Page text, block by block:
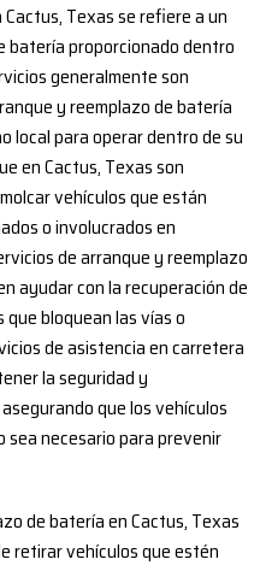
Texas se refiere a un
batería proporcionado dentro
generalmente son
y reemplazo de batería
local para operar dentro de su
en Cactus, Texas son
vehículos que están
o involucrados en
de arranque y reemplazo
ayudar con la recuperación de
bloquean las vías o
de asistencia en carretera
la seguridad y
que los vehículos
sea necesario para prevenir
de batería en Cactus, Texas
retirar vehículos que estén